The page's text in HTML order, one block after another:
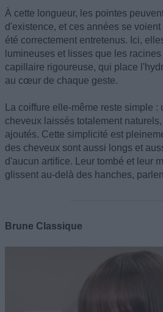
À cette longueur, les pointes
d'existence, et ces années se
été correctement entretenus. Ici,
lumineuses et lisses que les
capillaire rigoureuse, qui place
au cœur de chaque geste.
La coiffure elle-même reste simple
cheveux laissés totalement
ajoutés. Cette simplicité est
des cheveux sont aussi longs et
d'aucun artifice. Leur tombé et leur
glissent au-delà des hanches,
Brune Classique